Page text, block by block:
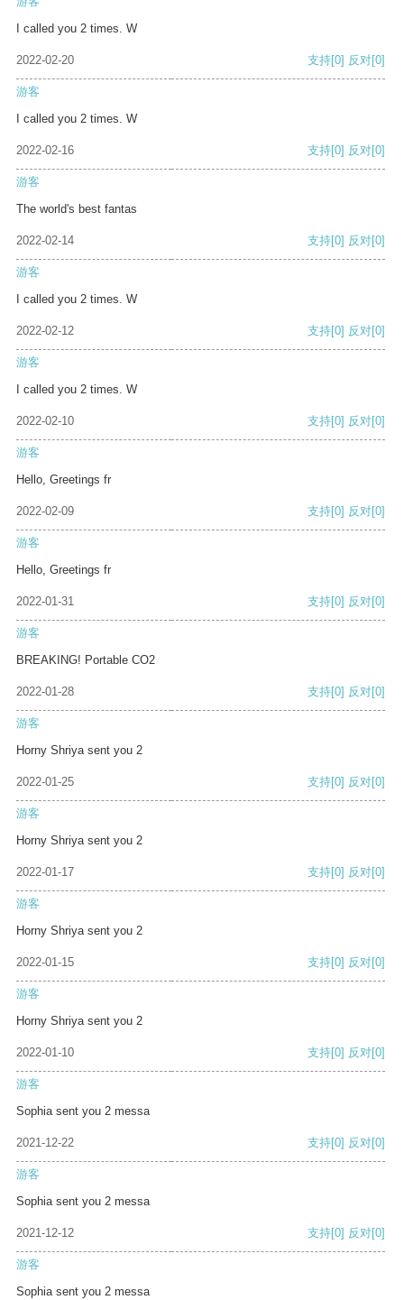
I called you 2 times. W
2022-02-20 支持[0] 反对[0]
游客
I called you 2 times. W
2022-02-16 支持[0] 反对[0]
游客
The world's best fantas
2022-02-14 支持[0] 反对[0]
游客
I called you 2 times. W
2022-02-12 支持[0] 反对[0]
游客
I called you 2 times. W
2022-02-10 支持[0] 反对[0]
游客
Hello, Greetings fr
2022-02-09 支持[0] 反对[0]
游客
Hello, Greetings fr
2022-01-31 支持[0] 反对[0]
游客
BREAKING! Portable CO2
2022-01-28 支持[0] 反对[0]
游客
Horny Shriya sent you 2
2022-01-25 支持[0] 反对[0]
游客
Horny Shriya sent you 2
2022-01-17 支持[0] 反对[0]
游客
Horny Shriya sent you 2
2022-01-15 支持[0] 反对[0]
游客
Horny Shriya sent you 2
2022-01-10 支持[0] 反对[0]
游客
Sophia sent you 2 messa
2021-12-22 支持[0] 反对[0]
游客
Sophia sent you 2 messa
2021-12-12 支持[0] 反对[0]
游客
Sophia sent you 2 messa